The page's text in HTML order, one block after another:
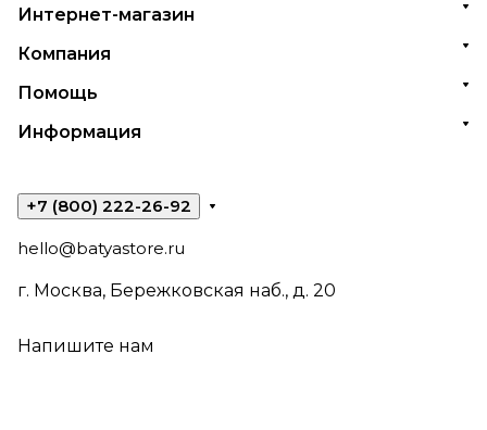
Интернет-магазин
Компания
Помощь
Информация
+7 (800) 222-26-92
hello@batyastore.ru
г. Москва, Бережковская наб., д. 20
Напишите нам